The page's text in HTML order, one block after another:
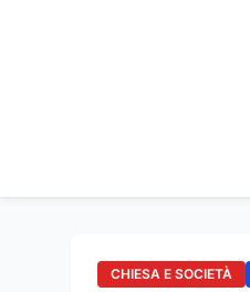
CHIESA E SOCIETÀ